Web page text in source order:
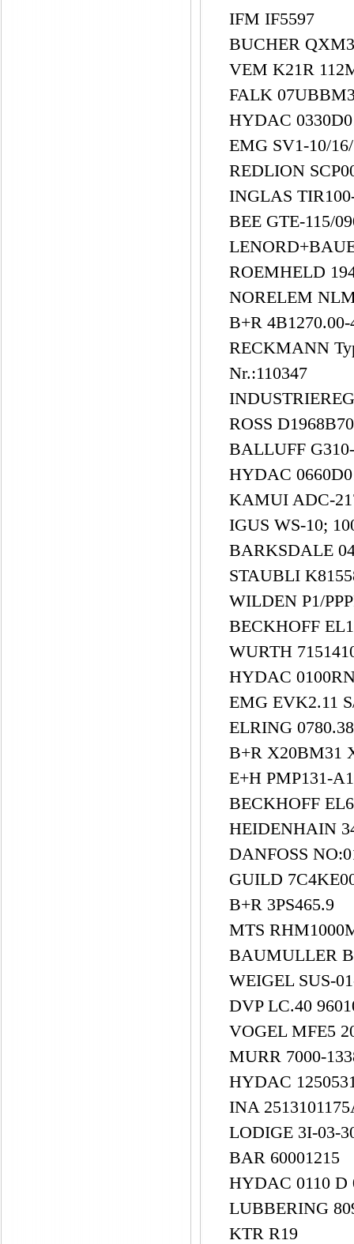
IFM IF5597
BUCHER
VEM K21R
FALK
HYDAC
EMG SV1-10/
REDLION
INGLAS
BEE GTE-115/
ROEMHELD
NORELEM
B+R
RECKMANN
Nr.:110347
ROSS
BALLUFF
HYDAC
KAMUI ADC-
IGUS WS-10;
BARKSDALE
STAUBLI
WILDEN P1/
BECKHOFF
WURTH
HYDAC
EMG EVK2.11
ELRING
B+R X20BM31
E+H PMP131-
BECKHOFF
HEIDENHAIN
DANFOSS
GUILD
B+R 3PS465.9
MTS
BAUMULLER
WEIGEL SUS-
DVP LC.40
VOGEL MFE5
MURR 7000-
HYDAC
INA
LODIGE 3I-03-
BAR 60001215
HYDAC 0110 D
LUBBERING
KTR R19